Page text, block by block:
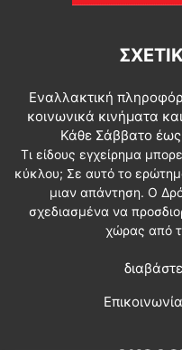
Εναλλακτική
κοινωνικά κινήματα
Κάθε Σάββατο έως
Τι είδους εγχείρημα
κύκλου; Σε αυτό το
μιαν απάντηση. Ο
σχεδιασμένα να
χώρας από